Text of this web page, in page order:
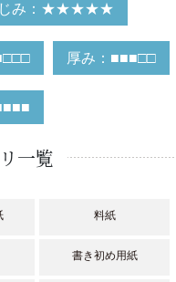
じみ：★★★★★
厚み：■■■□□
一覧
料紙
書き初め用紙